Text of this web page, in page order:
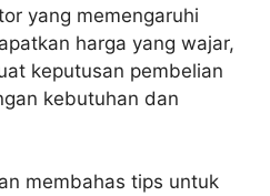
yang memengaruhi
harga yang wajar,
keputusan pembelian
kebutuhan dan
membahas tips untuk